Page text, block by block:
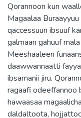
Qorannoon kun
Magaalaa
qaccessuun ibsuuf
galmaan gahuuf
Meeshaaleen
daawwannaatti
ibsamanii jiru.
ragaafi odeeffannoo
hawaasaa
daldaltoota,